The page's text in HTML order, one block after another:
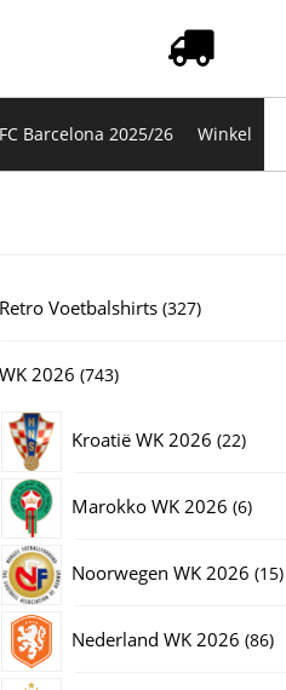
FC Barcelona 2025/26 Winkel
Retro Voetbalshirts 327327
WK 2026 743743
Kroatië WK 2026 2222
Marokko WK 2026 66
Noorwegen WK 2026 1515
Nederland WK 2026 8686